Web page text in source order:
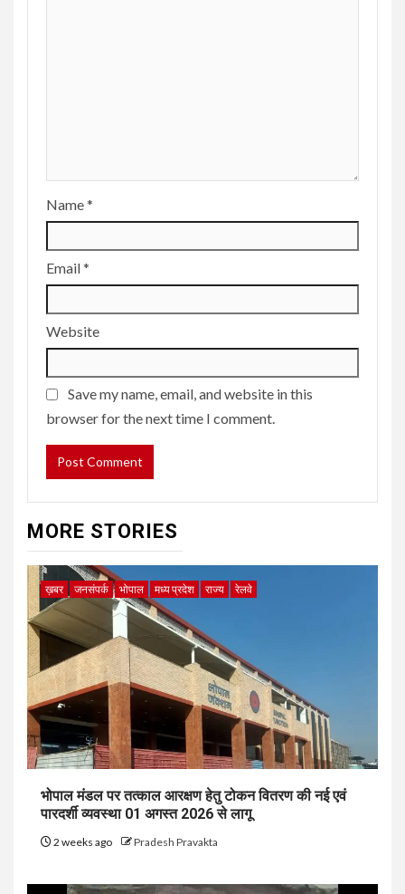
Name*
Email*
Website
Save my name, email, and website in this
browser for the next time I comment.
MORE STORIES
ख़बर जनसंपर्क भोपाल मध्य प्रदेश राज्य रेलवे
भोपाल मंडल पर तत्काल आरक्षण हेतु टोकन वितरण की नई एवं
पारदर्शी व्यवस्था 01 अगस्त 2026 से लागू
2 weeks ago Pradesh Pravakta